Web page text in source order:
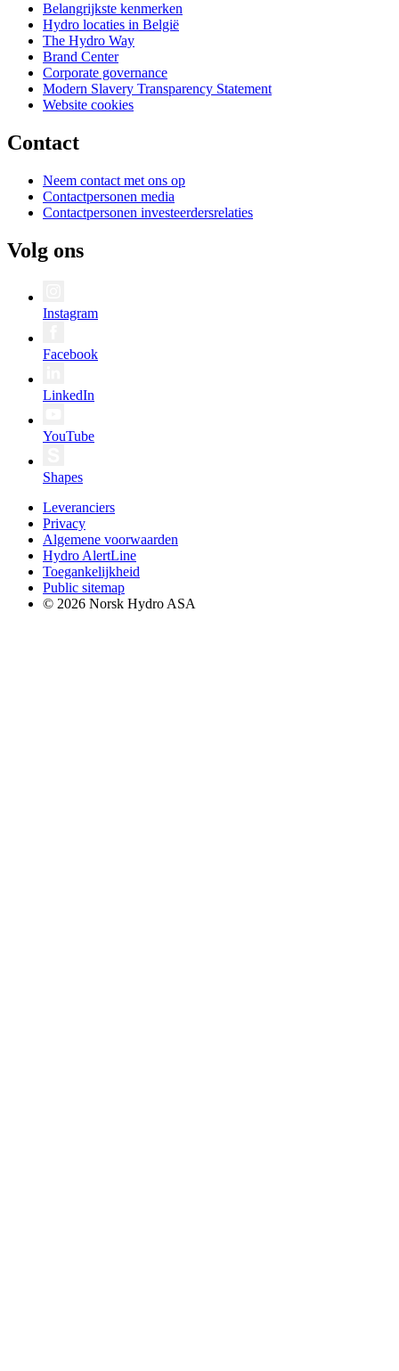
Belangrijkste kenmerken
Hydro locaties in België
The Hydro Way
Brand Center
Corporate governance
Modern Slavery Transparency Statement
Website cookies
Contact
Neem contact met ons op
Contactpersonen media
Contactpersonen investeerdersrelaties
Volg ons
Instagram
Facebook
LinkedIn
YouTube
Shapes
Leveranciers
Privacy
Algemene voorwaarden
Hydro AlertLine
Toegankelijkheid
Public sitemap
© 2026 Norsk Hydro ASA